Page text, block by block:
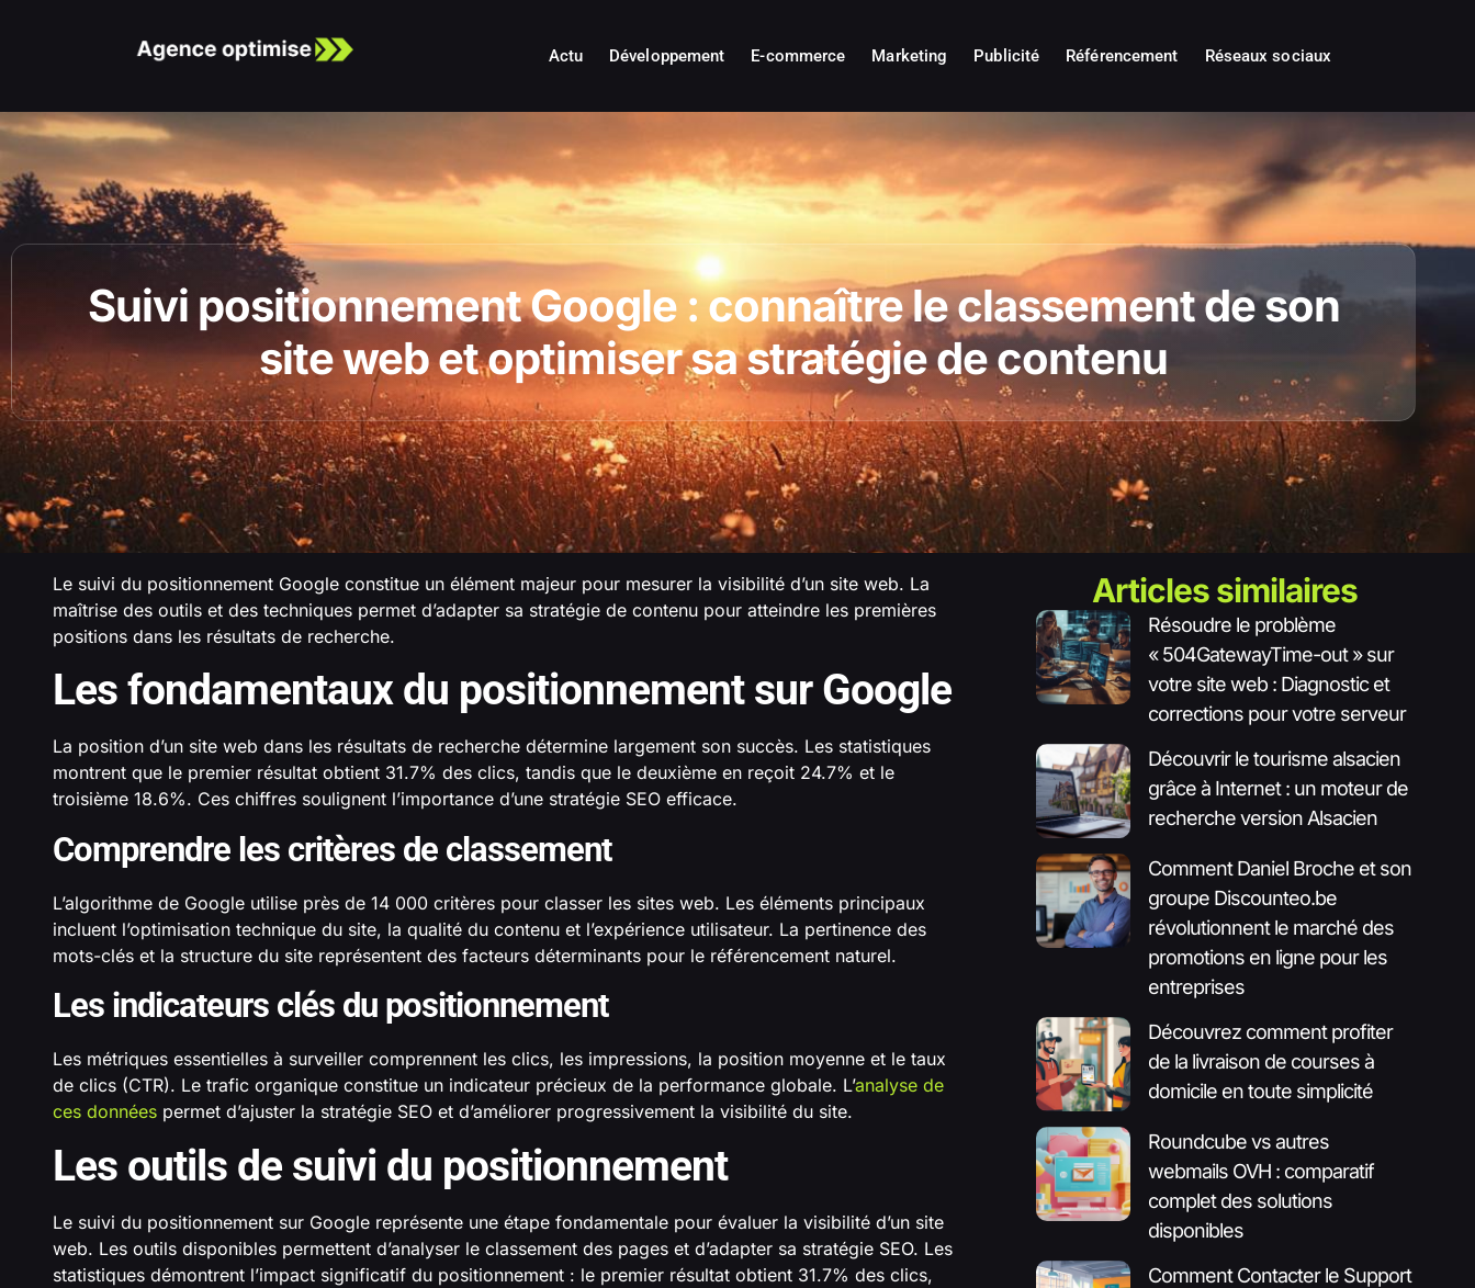
Actu Développement E-commerce Marketing Publicité Référencement Réseaux sociaux
Suivi positionnement Google : connaître le classement de son
site web et optimiser sa stratégie de contenu
Le suivi du positionnement Google constitue un élément majeur pour mesurer la visibilité d’un site web. La
maîtrise des outils et des techniques permet d’adapter sa stratégie de contenu pour atteindre les premières
positions dans les résultats de recherche.
Les fondamentaux du positionnement sur Google
La position d’un site web dans les résultats de recherche détermine largement son succès. Les statistiques
montrent que le premier résultat obtient 31.7% des clics, tandis que le deuxième en reçoit 24.7% et le
troisième 18.6%. Ces chiffres soulignent l’importance d’une stratégie SEO efficace.
Comprendre les critères de classement
L’algorithme de Google utilise près de 14 000 critères pour classer les sites web. Les éléments principaux
incluent l’optimisation technique du site, la qualité du contenu et l’expérience utilisateur. La pertinence des
mots-clés et la structure du site représentent des facteurs déterminants pour le référencement naturel.
Les indicateurs clés du positionnement
Les métriques essentielles à surveiller comprennent les clics, les impressions, la position moyenne et le taux
de clics (CTR). Le trafic organique constitue un indicateur précieux de la performance globale. L’analyse de
ces données permet d’ajuster la stratégie SEO et d’améliorer progressivement la visibilité du site.
Les outils de suivi du positionnement
Le suivi du positionnement sur Google représente une étape fondamentale pour évaluer la visibilité d’un site
web. Les outils disponibles permettent d’analyser le classement des pages et d’adapter sa stratégie SEO. Les
statistiques démontrent l’impact significatif du positionnement : le premier résultat obtient 31.7% des clics,
Articles similaires
Résoudre le problème
« 504GatewayTime-out » sur
votre site web : Diagnostic et
corrections pour votre serveur
Découvrir le tourisme alsacien
grâce à Internet : un moteur de
recherche version Alsacien
Comment Daniel Broche et son
groupe Discounteo.be
révolutionnent le marché des
promotions en ligne pour les
entreprises
Découvrez comment profiter
de la livraison de courses à
domicile en toute simplicité
Roundcube vs autres
webmails OVH : comparatif
complet des solutions
disponibles
Comment Contacter le Support